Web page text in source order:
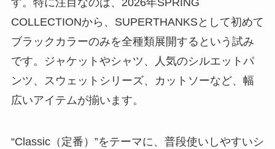
COLLECTIONから、SUPERTHANKSとして初めて
ブラックカラーのみを全種類展開するという試み
です。ジャケットやシャツ、人気のシルエットパ
ンツ、スウェットシリーズ、カットソーなど、幅
広いアイテムが揃います。
“Classic（定番）”をテーマに、普段使いしやすいシ